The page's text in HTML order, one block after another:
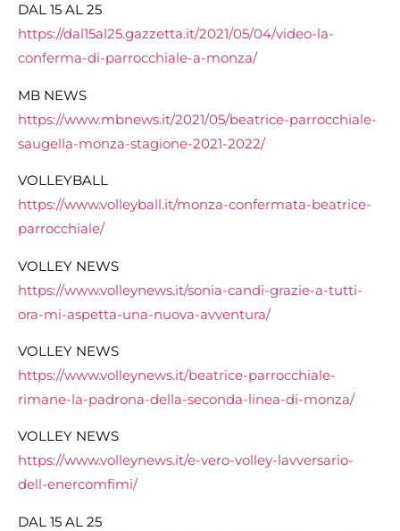
DAL 15 AL 25
https://dal15al25.gazzetta.it/2021/05/04/video-la-
conferma-di-parrocchiale-a-monza/
MB NEWS
https://www.mbnews.it/2021/05/beatrice-parrocchiale-
saugella-monza-stagione-2021-2022/
VOLLEYBALL
https://www.volleyball.it/monza-confermata-beatrice-
parrocchiale/
VOLLEY NEWS
https://www.volleynews.it/sonia-candi-grazie-a-tutti-
ora-mi-aspetta-una-nuova-avventura/
VOLLEY NEWS
https://www.volleynews.it/beatrice-parrocchiale-
rimane-la-padrona-della-seconda-linea-di-monza/
VOLLEY NEWS
https://www.volleynews.it/e-vero-volley-lavversario-
dell-enercomfimi/
DAL 15 AL 25